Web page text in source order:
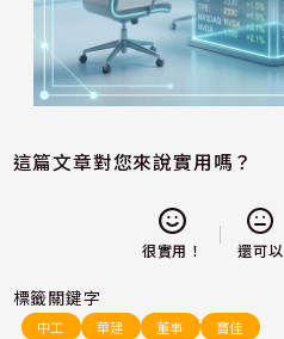
這篇文章對您來說實用嗎？
很實用！ 還可以
標籤關鍵字
中工 華建 董事 寶佳